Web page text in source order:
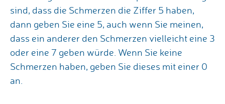
sind, dass die Schmerzen die Ziffer 5 haben,
dann geben Sie eine 5, auch wenn Sie meinen,
dass ein anderer den Schmerzen vielleicht eine 3
oder eine 7 geben würde. Wenn Sie keine
Schmerzen haben, geben Sie dieses mit einer 0
an.